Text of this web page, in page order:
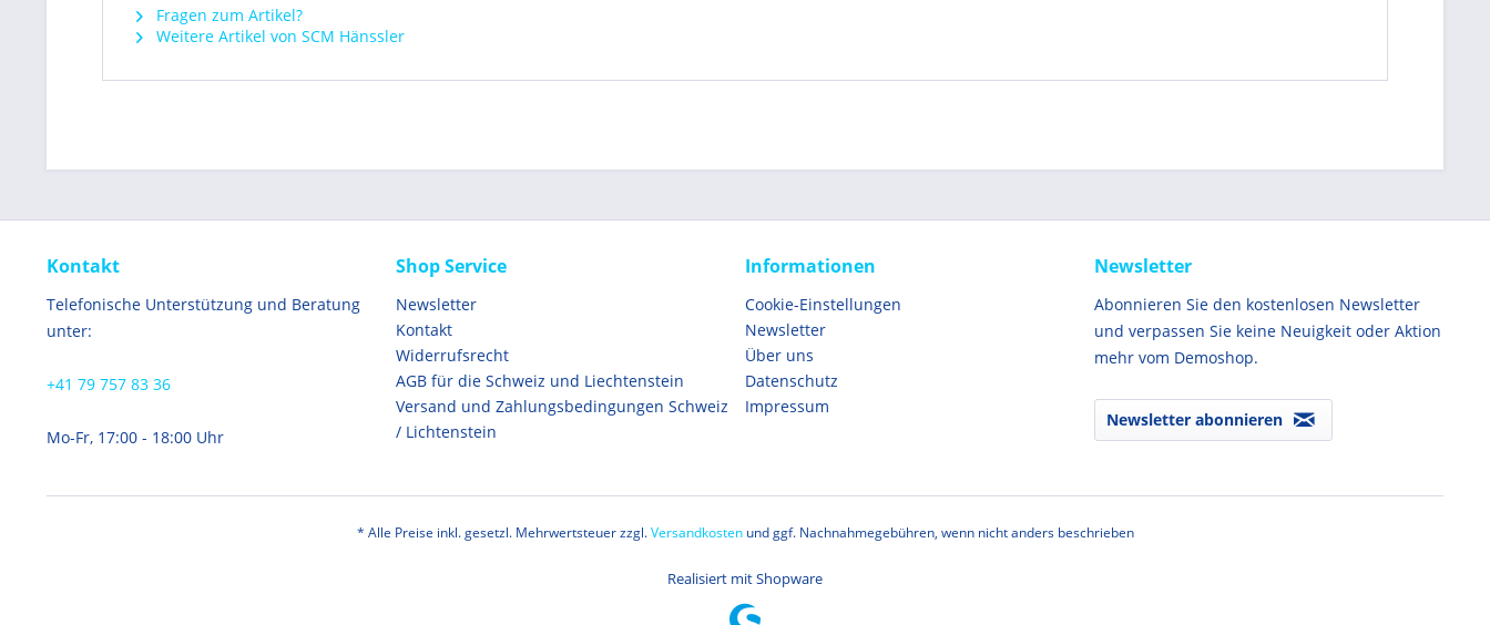
Fragen zum Artikel?
Weitere Artikel von SCM Hänssler
Kontakt
Telefonische Unterstützung und Beratung
unter:
+41 79 757 83 36
Mo-Fr, 17:00 - 18:00 Uhr
Shop Service
Newsletter
Kontakt
Widerrufsrecht
AGB für die Schweiz und Liechtenstein
Versand und Zahlungsbedingungen Schweiz
/ Lichtenstein
Informationen
Cookie-Einstellungen
Newsletter
Über uns
Datenschutz
Impressum
Newsletter
Abonnieren Sie den kostenlosen Newsletter
und verpassen Sie keine Neuigkeit oder Aktion
mehr vom Demoshop.
Newsletter abonnieren
* Alle Preise inkl. gesetzl. Mehrwertsteuer zzgl.Versandkostenund ggf. Nachnahmegebühren, wenn nicht anders beschrieben
Realisiert mit Shopware